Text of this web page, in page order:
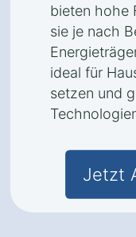
bieten hohe
sie je nach
ideal für
setzen und
Jetzt